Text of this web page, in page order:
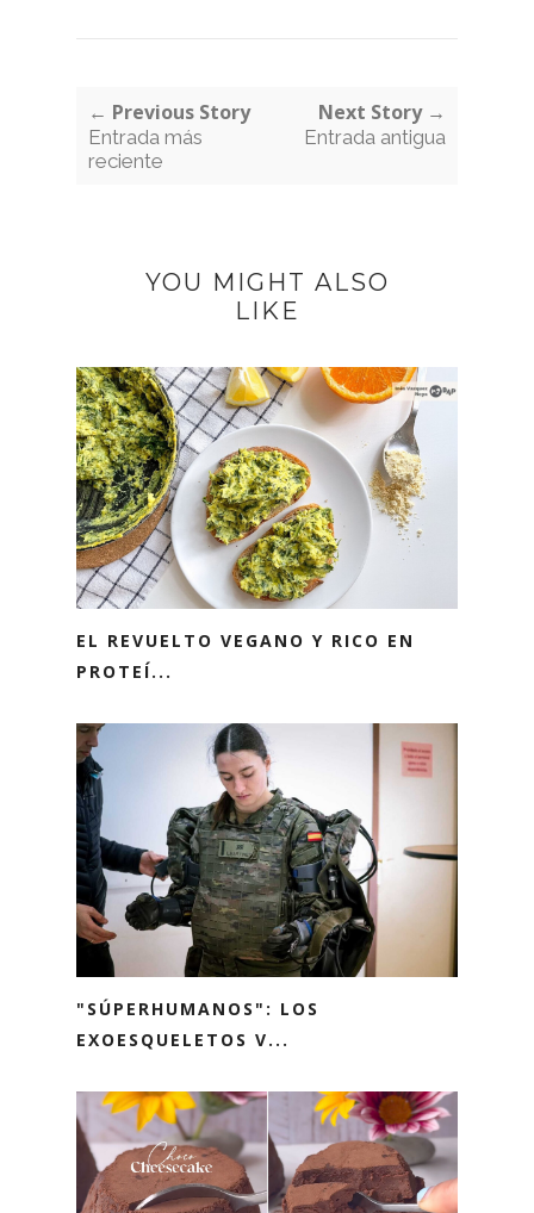
← Previous Story
Entrada más
reciente
Next Story →
Entrada antigua
YOU MIGHT ALSO
LIKE
EL REVUELTO VEGANO Y RICO EN
PROTEÍ...
"SÚPERHUMANOS": LOS
EXOESQUELETOS V...